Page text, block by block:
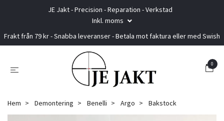
JE Jakt - Precision - Reparation - Verkstad
Inkl. moms
Frakt från 79 kr - Snabba leveranser - Betala mot faktura eller med Swish
0
Hem Demontering Benelli Argo Bakstock